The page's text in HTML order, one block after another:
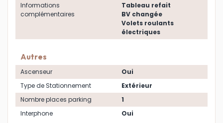
Informations
complémentaires
Tableau refait
BV changée
Volets roulants
électriques
Autres
Ascenseur
Oui
Type de Stationnement
Extérieur
Nombre places parking
1
Interphone
Oui